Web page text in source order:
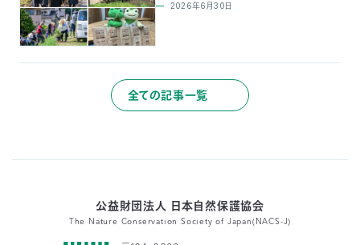
2026年6月30日
全ての記事一覧
公益財団法人 日本自然保護協会
The Nature Conservation Society of Japan(NACS-J)